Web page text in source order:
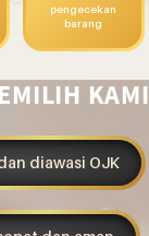
pengecekan
barang
KAMI
diawasi OJK